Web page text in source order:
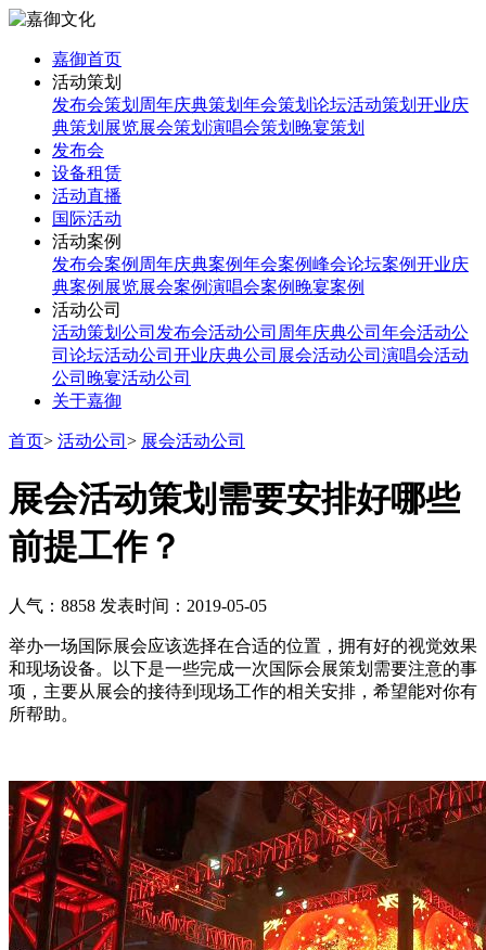
嘉御首页
活动策划
发布会策划 周年庆典策划 年会策划 论坛活动策划 开业庆
典策划 展览展会策划 演唱会策划 晚宴策划
发布会
设备租赁
活动直播
国际活动
活动案例
发布会案例 周年庆典案例年会案例峰会论坛案例开业庆
典案例 展览展会案例演唱会案例 晚宴案例
活动公司
活动策划公司 发布会活动公司 周年庆典公司 年会活动公
司 论坛活动公司 开业庆典公司 展会活动公司 演唱会活动
公司 晚宴活动公司
关于嘉御
首页> 活动公司 > 展会活动公司
展会活动策划需要安排好哪些
前提工作？
人气：8858 发表时间：2019-05-05
举办一场国际展会应该选择在合适的位置，拥有好的视觉效果
和现场设备。以下是一些完成一次国际会展策划需要注意的事
项，主要从展会的接待到现场工作的相关安排，希望能对你有
所帮助。